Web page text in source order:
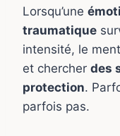
Lorsqu’une
traumatique
intensité, le
et chercher des
protection.
parfois pas.